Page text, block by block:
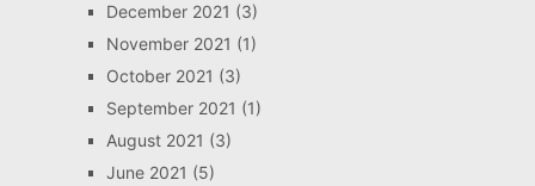
December 2021 (3)
November 2021 (1)
October 2021 (3)
September 2021 (1)
August 2021 (3)
June 2021 (5)